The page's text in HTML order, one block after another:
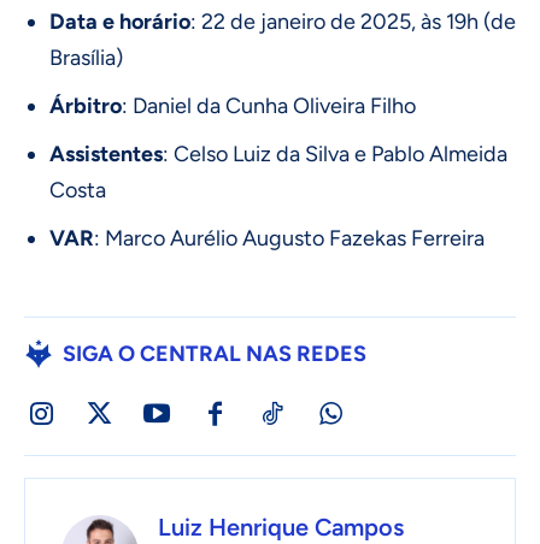
Data e horário: 22 de janeiro de 2025, às 19h (de
Brasília)
Árbitro: Daniel da Cunha Oliveira Filho
Assistentes: Celso Luiz da Silva e Pablo Almeida
Costa
VAR: Marco Aurélio Augusto Fazekas Ferreira
SIGA O CENTRAL NAS REDES
Luiz Henrique Campos